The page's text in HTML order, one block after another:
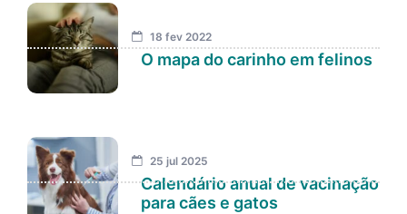
18 fev 2022
O mapa do carinho em felinos
25 jul 2025
Calendário anual de vacinação
para cães e gatos